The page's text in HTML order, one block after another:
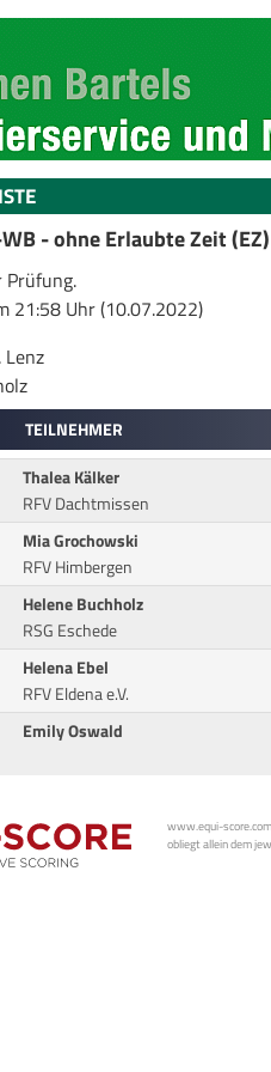
- ohne Erlaubte Zeit (EZ)
Prüfung.
21:58 Uhr (10.07.2022)
Lenz
TEILNEHMER
Thalea Kälker
RFV Dachtmissen
Mia Grochowski
RFV Himbergen
Helene Buchholz
RSG Eschede
Helena Ebel
RFV Eldena e.V.
Emily Oswald
www.equi-
obliegt allein dem